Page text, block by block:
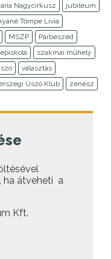
Nagycirkusz
jubileum
Tömpe Lívia
MSZP
Párbeszéd
szakmai műhely
választás
Úszó Klub zenész
ha átveheti a
Kft.